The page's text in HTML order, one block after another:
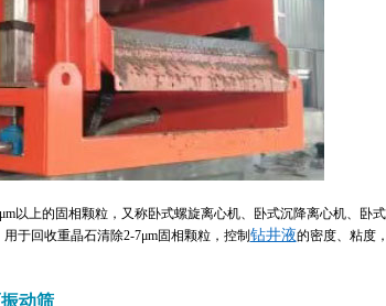
以上的固相颗粒，又称卧式螺旋离心机、卧式沉降离心机、卧
于回收重晶石清除2-7μm固相颗粒，控制 钻井液的密度、粘度
动筛